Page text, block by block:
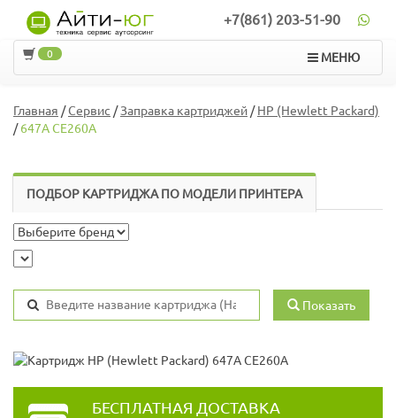
+7(861) 203-51-90
МЕНЮ
0
Главная /Сервис /Заправка картриджей/HP (Hewlett Packard)
/647A CE260A
ПОДБОР КАРТРИДЖА ПО МОДЕЛИ ПРИНТЕРА
Показать
БЕСПЛАТНАЯ ДОСТАВКА